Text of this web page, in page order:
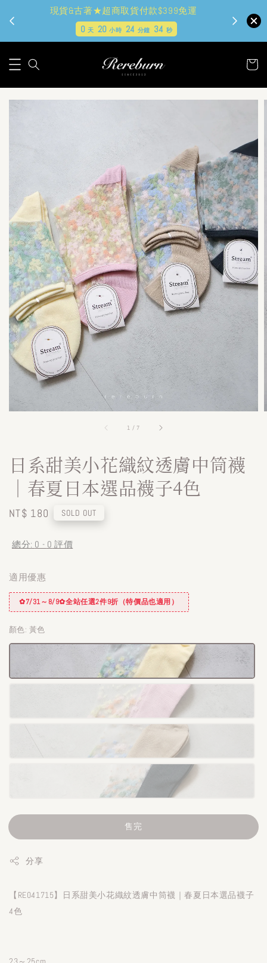
現貨&古著★超商取貨付款$399免運
0天 20小時 24 分鐘 33 秒
1 / 7
日系甜美小花織紋透膚中筒襪
｜春夏日本選品襪子4色
Regular
NT$ 180 SOLD OUT
總分: 0 - 0 評價
適用優惠
✿7/31～8/9✿全站任選2件9折（特價品也適用）
顏色: 黃色
售完
分享
【RE041715】日系甜美小花織紋透膚中筒襪｜春夏日本選品襪子
4色